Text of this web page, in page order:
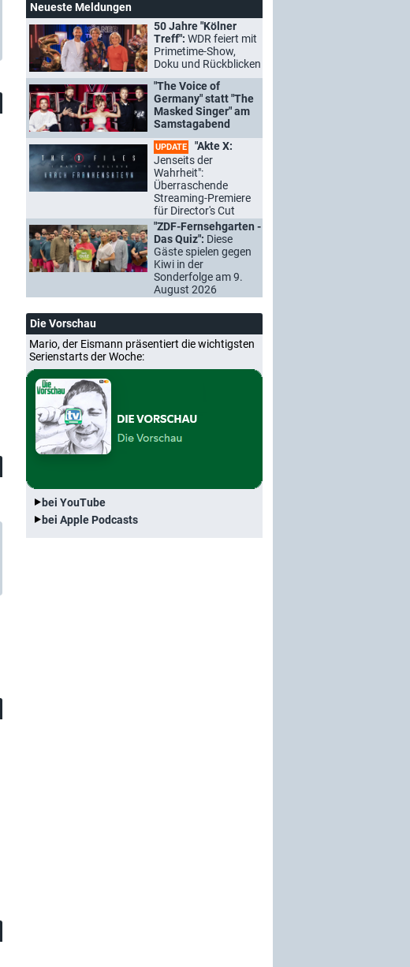
Neueste Meldungen
50 Jahre "Kölner
Treff": WDR feiert mit
Primetime-Show,
Doku und Rückblicken
"The Voice of
Germany" statt "The
Masked Singer" am
Samstagabend
UPDATE
"Akte X:
Jenseits der
Wahrheit":
Überraschende
Streaming-Premiere
für Director's Cut
"ZDF-Fernsehgarten -
Das Quiz": Diese
Gäste spielen gegen
Kiwi in der
Sonderfolge am 9.
August 2026
Die Vorschau
Mario, der Eismann präsentiert die wichtigsten
Serienstarts der Woche:
bei YouTube
bei Apple Podcasts